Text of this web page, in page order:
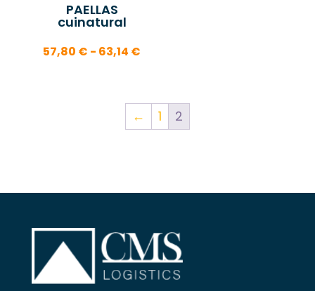
PAELLAS
cuinatural
57,80 € - 63,14 €
desde
57,80 €
← 1 2